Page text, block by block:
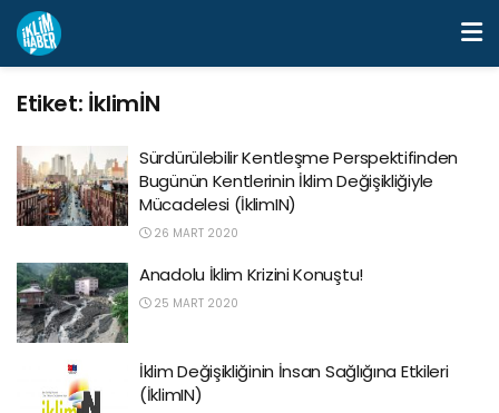
Etiket: İklimİN
Sürdürülebilir Kentleşme Perspektifinden
Bugünün Kentlerinin İklim Değişikliğiyle
Mücadelesi (İklimIN)
26 MART 2020
Anadolu İklim Krizini Konuştu!
25 MART 2020
İklim Değişikliğinin İnsan Sağlığına Etkileri
(İklimIN)